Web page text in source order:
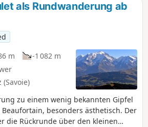
als Rundwanderung ab
m
-1 082 m
zu einem wenig bekannten Gipfel
besonders ästhetisch. Der
die Rückrunde über den kleinen